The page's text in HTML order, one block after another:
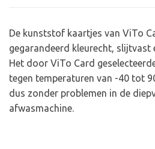
De kunststof kaartjes van ViTo
gegarandeerd kleurecht, slijtvast
Het door ViTo Card
tegen temperaturen van -40 tot
dus zonder problemen in de
afwasmachine.